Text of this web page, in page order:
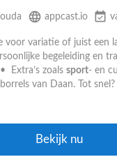
language appcast.io event_available
voor variatie of juist een
begeleiding en
Extra’s zoals sport- en
van Daan. Tot
Bekijk nu